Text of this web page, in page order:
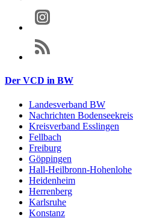
Der VCD in BW
Landesverband BW
Nachrichten Bodenseekreis
Kreisverband Esslingen
Fellbach
Freiburg
Göppingen
Hall-Heilbronn-Hohenlohe
Heidenheim
Herrenberg
Karlsruhe
Konstanz